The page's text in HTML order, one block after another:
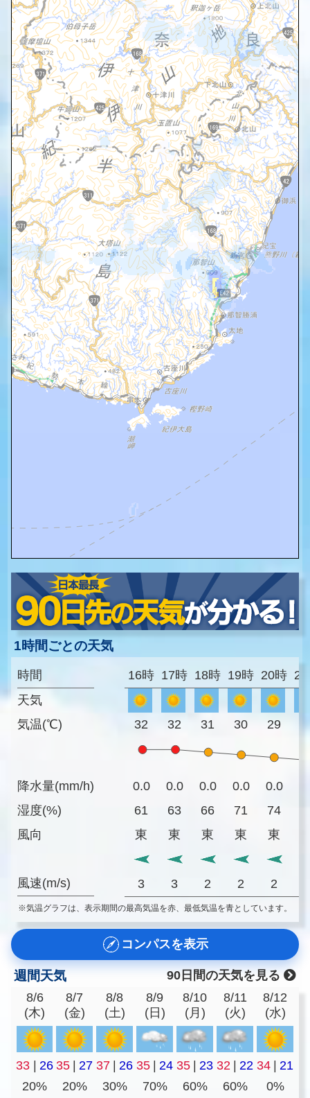
1時間ごとの天気
時間
天気
気温(℃)
降水量(mm/h)
湿度(%)
風向
風速(m/s)
16時 17時 18時 19時 20時
32 32 31 30 29
0.0 0.0 0.0 0.0 0.0
61
63 66 71 74
東
東 東 東 東
3 3 2 2 2
※気温グラフは、表示期間の最高気温を赤、最低気温を青としています。
コンパスを表示
週間天気
90日間の天気を見る
8/6
(木)
8/7
(金)
8/8
(土)
8/9
(日)
8/10
(月)
8/11
(火)
8/12
(水)
33 | 26 35 | 27 37 | 26 35 | 24 35 | 23 32 | 22 34 | 21
20%
20% 30% 70% 60% 60% 0%